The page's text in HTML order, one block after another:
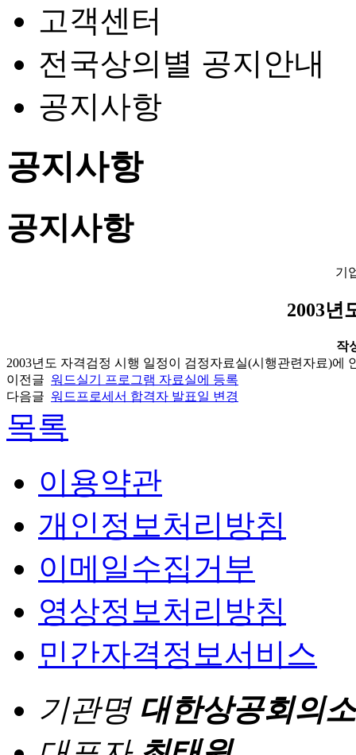
고객센터
전국상의별 공지안내
공지사항
공지사항
공지사항
기
2003년
작
2003년도 자격검정 시행 일정이 검정자료실(시행관련자료)에
이전글 워드실기 프로그램 자료실에 등록
다음글 워드프로세서 합격자 발표일 변경
목록
이용약관
개인정보처리방침
이메일수집거부
영상정보처리방침
민간자격정보서비스
기관명 대한상공회의소